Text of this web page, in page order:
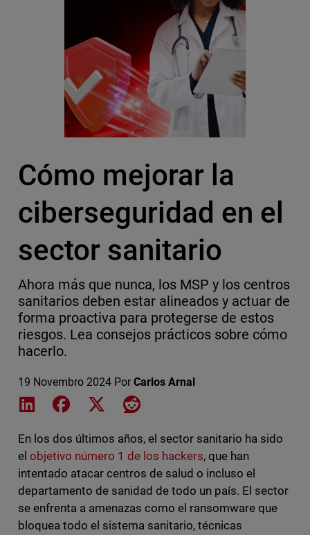
Cómo mejorar la
ciberseguridad en el
sector sanitario
Ahora más que nunca, los MSP y los centros
sanitarios deben estar alineados y actuar de
forma proactiva para protegerse de estos
riesgos. Lea consejos prácticos sobre cómo
hacerlo.
19 Novembro 2024 Por Carlos Arnal
Share on LinkedIn
Share on Facebook
Share on XShare on Reddit
En los dos últimos años, el sector sanitario ha sido
el objetivo número 1 de los hackers, que han
intentado atacar centros de salud o incluso el
departamento de sanidad de todo un país. El sector
se enfrenta a amenazas como el ransomware que
bloquea todo el sistema sanitario, técnicas